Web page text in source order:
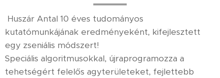
Huszár Antal 10 éves tudományos
kutatómunkájának eredményeként, kifejlesztett
egy zseniális módszert!
Speciális algoritmusokkal, újraprogramozza a
tehetségért felelős agyterületeket, fejlettebb